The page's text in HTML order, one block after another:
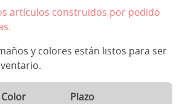
artículos construidos por pedido
y colores están listos para ser
Color Plazo